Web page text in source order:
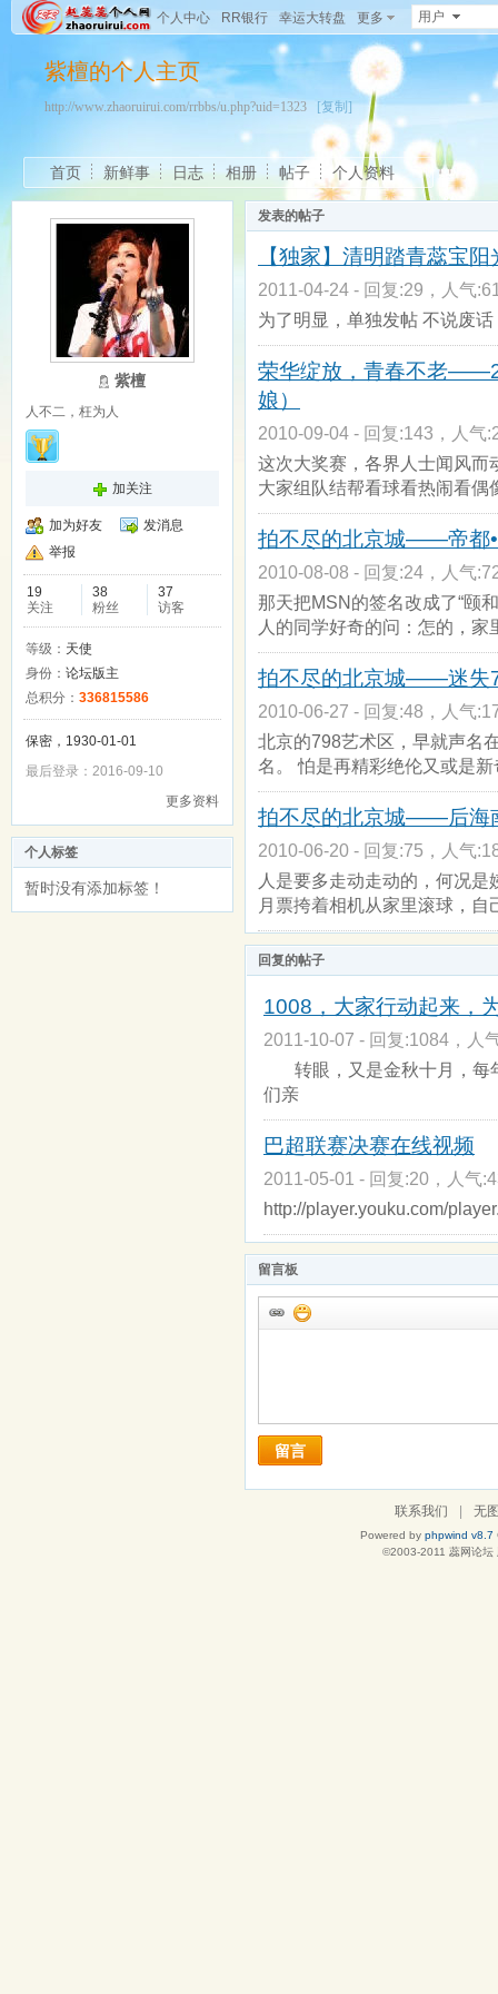
个人中心 RR银行 幸运大转盘 更多 用户
紫檀的个人主页
http://www.zhaoruirui.com/rrbbs/u.php?uid=1323 [复制]
首页 新鲜事 日志 相册 帖子 个人资料
紫檀
人不二，枉为人
加关注
加为好友
发消息
举报
19
关注
38
粉丝
37
访客
等级： 天使
身份： 论坛版主
总积分： 336815586
保密，1930-01-01
最后登录：2016-09-10
更多资料
个人标签
暂时没有添加标签！
发表的帖子
【独家】清明踏青蕊宝
2011-04-24 - 回复:29，人气
为了明显，单独发帖 不说废
荣华绽放，青春不老
娘）
2010-09-04 - 回复:143，人气
这次大奖赛，各界人士闻风而
大家组队结帮看球看热闹看偶
拍不尽的北京城——帝都
2010-08-08 - 回复:24，人气
那天把MSN的签名改成了“颐
人的同学好奇的问：怎的，家
拍不尽的北京城——迷失
2010-06-27 - 回复:48，人气
北京的798艺术区，早就声名
名。 怕是再精彩绝伦又或是
拍不尽的北京城——后海
2010-06-20 - 回复:75，人气
人是要多走动走动的，何况
月票挎着相机从家里滚球，自
回复的帖子
1008，大家行动起来，
2011-10-07 - 回复:1084，人
转眼，又是金秋十月，每
们亲
巴超联赛决赛在线视频
2011-05-01 - 回复:20，人气
http://player.youku.com/
留言板
留言
联系我们 无
Powered by phpwind v8.7
©2003-2011 蕊网论坛